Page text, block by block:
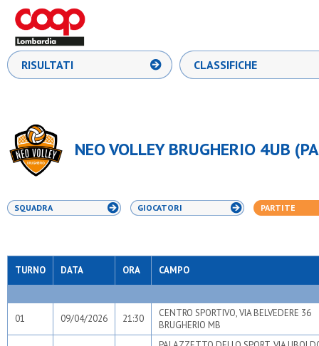
RISULTATI CLASSIFICHE
NEO VOLLEY BRUGHERIO 4UB
SQUADRA GIOCATORI PARTITE
TURNO DATA ORA CAMPO
01 09/04/2026 21:30
CENTRO SPORTIVO, VIA BELVEDERE 36
BRUGHERIO MB